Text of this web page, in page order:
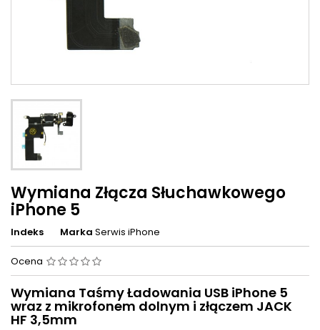
Wymiana Złącza Słuchawkowego
iPhone 5
Indeks Marka Serwis iPhone
Ocena
Wymiana Taśmy Ładowania USB iPhone 5
wraz z mikrofonem dolnym i złączem JACK
HF 3,5mm